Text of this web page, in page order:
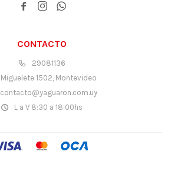
CONTACTO
29081136
Miguelete 1502, Montevideo
contacto@yaguaron.com.uy
L a V 8:30 a 18:00hs
  